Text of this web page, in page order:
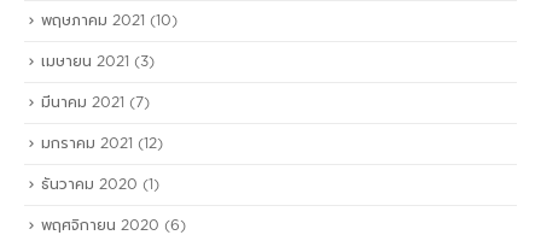
พฤษภาคม 2021 (10)
เมษายน 2021 (3)
มีนาคม 2021 (7)
มกราคม 2021 (12)
ธันวาคม 2020 (1)
พฤศจิกายน 2020 (6)